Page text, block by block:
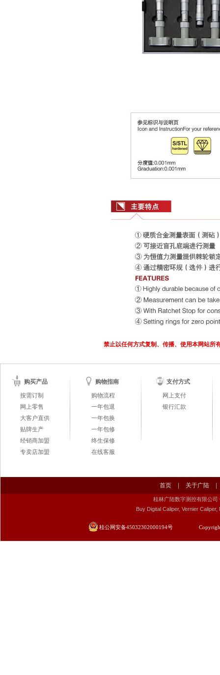
禁止以任何方式复制、传播、使用本网站所
购买产品
按需订制
网上零售
大客户直供
贴牌生产
经销商加盟
专卖店加盟
购物指南
购物流程
一年包退
一年包换
一年包修
终生保修
在线客服
支付方式
网上支付
银行汇款
首页 关于广陆
桂林广陆数字测控有限公司
Buy Digital Caliper, Vernier
桂公网安备45032302000194号